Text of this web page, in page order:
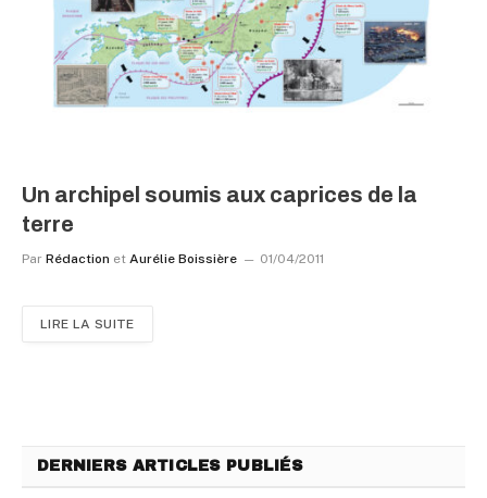
Un archipel soumis aux caprices de la
terre
Par Rédaction et Aurélie Boissière 01/04/2011
LIRE LA SUITE
DERNIERS ARTICLES PUBLIÉS